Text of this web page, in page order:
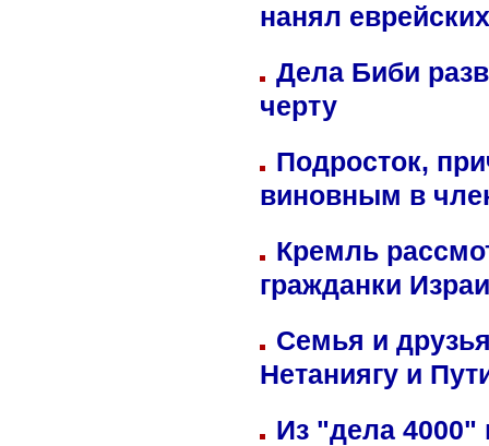
нанял
Дела Биби
черту
Подросток,
виновным в
Кремль
гражданки
Семья и
Нетаниягу и
Из "дела 4000"